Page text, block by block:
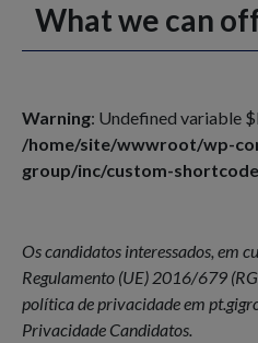
What we can
Warning: Undefined variable
/home/site/wwwroot/wp-
group/inc/custom-
Os candidatos interessados, em
Regulamento (UE) 2016/679
política de privacidade em
Privacidade Candidatos.